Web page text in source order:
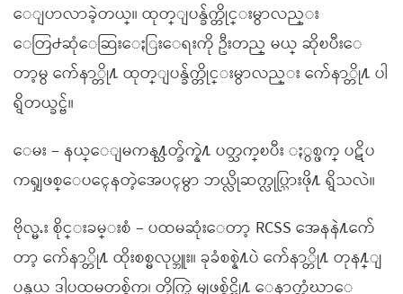
ေျပာလာခဲ့တယ္။ ထုတ္ျပန္ခ်က္တိုင္းမွာလည္း
ေတြ႕ဆုံေဆြးေႏြးေရးကို ဦးတည္ မယ္ ဆိုၿပီးေ
တာ့မွ က်ေနာ္တို႔ ထုတ္ျပန္ခ်က္တိုင္းမွာလည္း က်ေနာ္တို႔ ပါ
ရွိတယ္ခင္ဗ်။
ေမး – နယ္ေျမကန႔္သတ္ခ်က္နဲ႔ ပတ္သက္ၿပီး ႏွစ္ဖက္ ပဋိပ
ကၡျဖစ္ေပၚေနတဲ့အေပၚမွာ ဘယ္လိုဆက္လုပ္သြားဖို႔ ရွိသလဲ။
ဗိုလ္မႉး စိုင္းခမ္းစံ – ပထမဆုံးေတာ့ RCSS အေနနဲ႔က်ေ
တာ့ က်ေနာ္တို႔ ထိုးစစ္မလုပ္ဘူး။ ခုခံစစ္နဲ႔ပဲ က်ေနာ္တို႔ တုန႔္ျ
ပန္မယ္ ဒါပထမတစ္ခ်က္၊ တိုက္ပြဲ မျဖစ္ခ်င္လို႔ ေနာက္သံဃာေ